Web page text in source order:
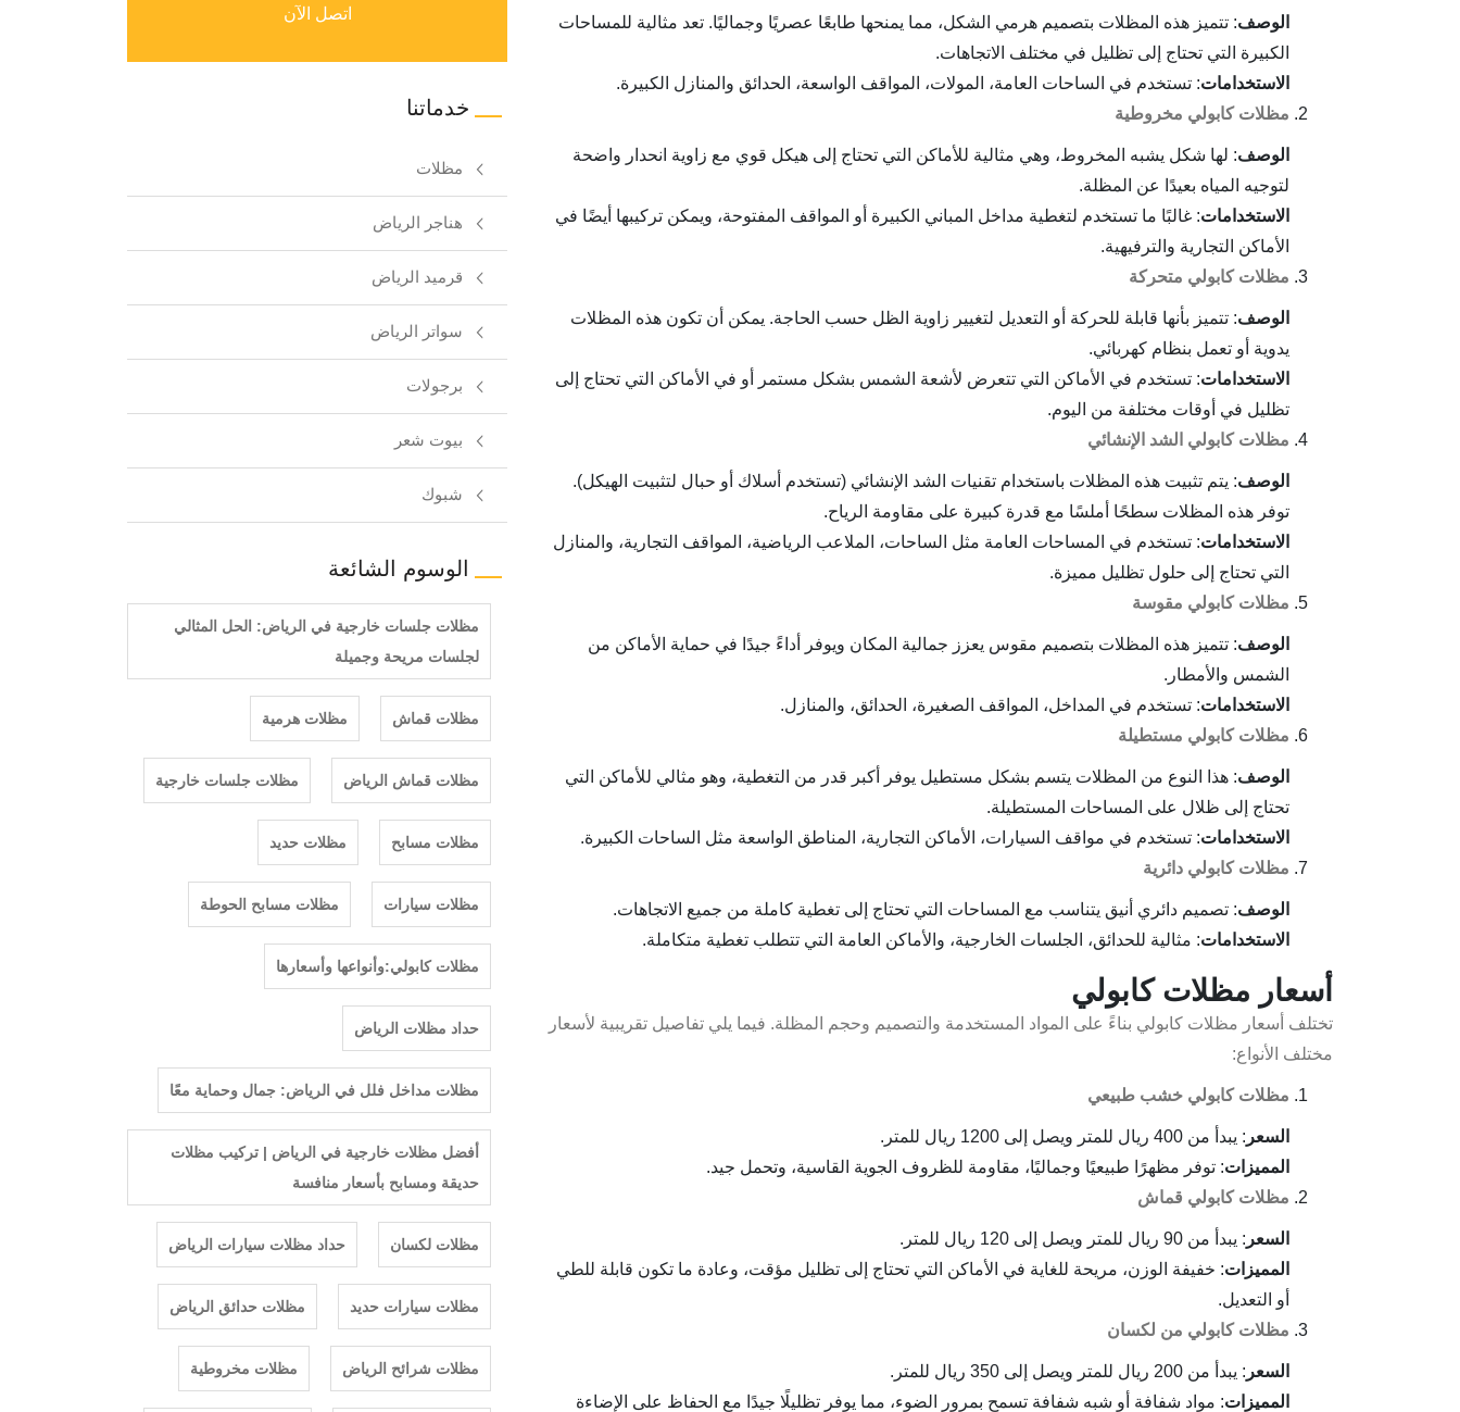
الوصف: تتميز هذه المظلات بتصميم هرمي الشكل، مما يمنحها طابعًا عصريًا وجماليًا. تعد مثالية للمساحات
الكبيرة التي تحتاج إلى تظليل في مختلف الاتجاهات.
الاستخدامات: تستخدم في الساحات العامة، المولات، المواقف الواسعة، الحدائق والمنازل الكبيرة.
مظلات كابولي مخروطية
الوصف: لها شكل يشبه المخروط، وهي مثالية للأماكن التي تحتاج إلى هيكل قوي مع زاوية انحدار واضحة
لتوجيه المياه بعيدًا عن المظلة.
الاستخدامات: غالبًا ما تستخدم لتغطية مداخل المباني الكبيرة أو المواقف المفتوحة، ويمكن تركيبها أيضًا في
الأماكن التجارية والترفيهية.
مظلات كابولي متحركة
الوصف: تتميز بأنها قابلة للحركة أو التعديل لتغيير زاوية الظل حسب الحاجة. يمكن أن تكون هذه المظلات
يدوية أو تعمل بنظام كهربائي.
الاستخدامات: تستخدم في الأماكن التي تتعرض لأشعة الشمس بشكل مستمر أو في الأماكن التي تحتاج إلى
تظليل في أوقات مختلفة من اليوم.
مظلات كابولي الشد الإنشائي
الوصف: يتم تثبيت هذه المظلات باستخدام تقنيات الشد الإنشائي (تستخدم أسلاك أو حبال لتثبيت الهيكل).
توفر هذه المظلات سطحًا أملسًا مع قدرة كبيرة على مقاومة الرياح.
الاستخدامات: تستخدم في المساحات العامة مثل الساحات، الملاعب الرياضية، المواقف التجارية، والمنازل
التي تحتاج إلى حلول تظليل مميزة.
مظلات كابولي مقوسة
الوصف: تتميز هذه المظلات بتصميم مقوس يعزز جمالية المكان ويوفر أداءً جيدًا في حماية الأماكن من
الشمس والأمطار.
الاستخدامات: تستخدم في المداخل، المواقف الصغيرة، الحدائق، والمنازل.
مظلات كابولي مستطيلة
الوصف: هذا النوع من المظلات يتسم بشكل مستطيل يوفر أكبر قدر من التغطية، وهو مثالي للأماكن التي
تحتاج إلى ظلال على المساحات المستطيلة.
الاستخدامات: تستخدم في مواقف السيارات، الأماكن التجارية، المناطق الواسعة مثل الساحات الكبيرة.
مظلات كابولي دائرية
الوصف: تصميم دائري أنيق يتناسب مع المساحات التي تحتاج إلى تغطية كاملة من جميع الاتجاهات.
الاستخدامات: مثالية للحدائق، الجلسات الخارجية، والأماكن العامة التي تتطلب تغطية متكاملة.
أسعار مظلات كابولي
تختلف أسعار مظلات كابولي بناءً على المواد المستخدمة والتصميم وحجم المظلة. فيما يلي تفاصيل تقريبية لأسعار
مختلف الأنواع:
مظلات كابولي خشب طبيعي
السعر : يبدأ من 400 ريال للمتر ويصل إلى 1200 ريال للمتر.
المميزات: توفر مظهرًا طبيعيًا وجماليًا، مقاومة للظروف الجوية القاسية، وتحمل جيد.
مظلات كابولي قماش
السعر : يبدأ من 90 ريال للمتر ويصل إلى 120 ريال للمتر.
المميزات: خفيفة الوزن، مريحة للغاية في الأماكن التي تحتاج إلى تظليل مؤقت، وعادة ما تكون قابلة للطي
أو التعديل.
مظلات كابولي من لكسان
السعر : يبدأ من 200 ريال للمتر ويصل إلى 350 ريال للمتر.
المميزات: مواد شفافة أو شبه شفافة تسمح بمرور الضوء، مما يوفر تظليلًا جيدًا مع الحفاظ على الإضاءة
اتصل الآن
خدماتنا
مظلات
هناجر الرياض
قرميد الرياض
سواتر الرياض
برجولات
بيوت شعر
شبوك
الوسوم الشائعة
مظلات جلسات خارجية في الرياض: الحل المثالي
لجلسات مريحة وجميلة
مظلات قماش مظلات هرمية
مظلات قماش الرياض مظلات جلسات خارجية
مظلات مسابح مظلات حديد
مظلات سيارات مظلات مسابح الحوطة
مظلات كابولي:وأنواعها وأسعارها
حداد مظلات الرياض
مظلات مداخل فلل في الرياض: جمال وحماية معًا
أفضل مظلات خارجية في الرياض | تركيب مظلات
حديقة ومسابح بأسعار منافسة
مظلات لكسان حداد مظلات سيارات الرياض
مظلات سيارات حديد مظلات حدائق الرياض
مظلات شرائح الرياض مظلات مخروطية